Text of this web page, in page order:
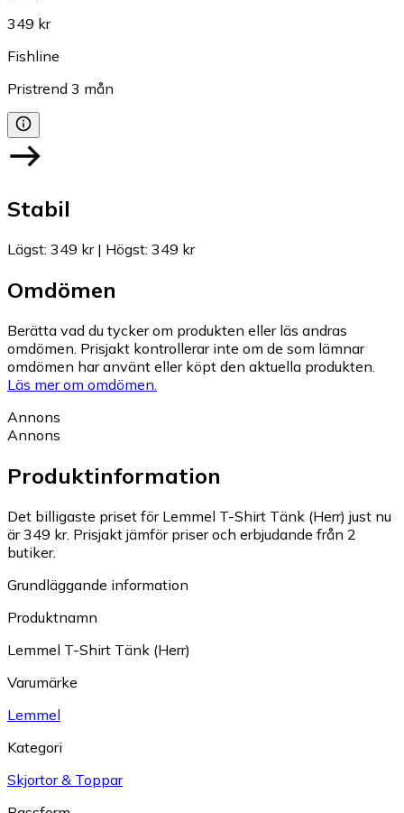
349 kr
Fishline
Pristrend 3 mån
Stabil
Lägst: 349 kr| Högst: 349 kr
Omdömen
Berätta vad du tycker om produkten eller läs andras
omdömen. Prisjakt kontrollerar inte om de som lämnar
omdömen har använt eller köpt den aktuella produkten.
Läs mer om omdömen.
Annons
Annons
Produktinformation
Det billigaste priset för Lemmel T-Shirt Tänk (Herr) just nu
är 349 kr. Prisjakt jämför priser och erbjudande från 2
butiker.
Grundläggande information
Produktnamn
Lemmel T-Shirt Tänk (Herr)
Varumärke
Lemmel
Kategori
Skjortor & Toppar